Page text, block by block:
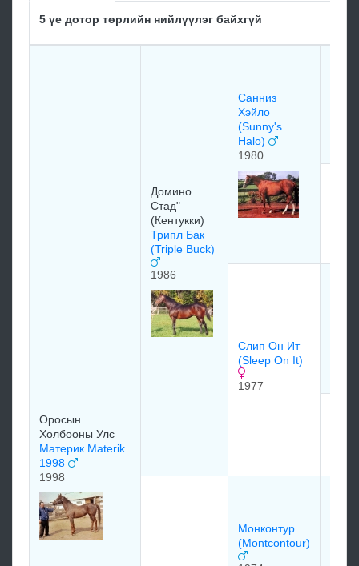
5 үе дотор төрлийн нийлүүлэг байхгүй
Оросын
Холбооны Улс
Материк Materik
1998
1998
Домино
Стад"
(Кентукки)
Трипл Бaк
(Triple Buck)
1986
Сaнниз
Хэйлo
(Sunny's
Halo)
1980
Слип Oн Ит
(Sleep On It)
1977
Монконтур
(Montcontour)